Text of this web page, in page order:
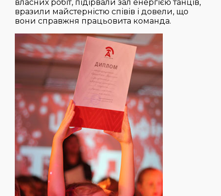
власних робіт, підірвали зал енергією танців,
вразили майстерністю співів і довели, що
вони справжня працьовита команда.